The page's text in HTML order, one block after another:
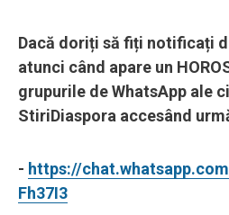
Dacă doriți să fiți notificați
atunci când apare un
grupurile de WhatsApp ale
StiriDiaspora accesând
- https://
Fh37I3